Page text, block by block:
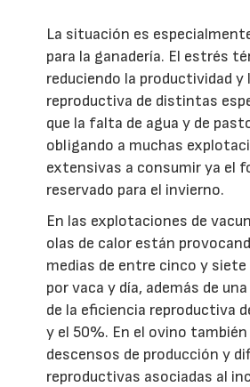
La situación es
para la ganadería. El estrés
reduciendo la productividad y
reproductiva de distintas
que la falta de agua y de
obligando a muchas
extensivas a consumir ya el
reservado para el invierno.
En las explotaciones de
olas de calor están
medias de entre cinco y
por vaca y día, además de
de la eficiencia reproductiva
y el 50%. En el ovino
descensos de producción y
reproductivas asociadas al